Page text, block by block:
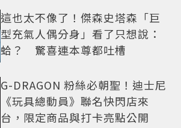
這也太不像了！傑森史塔森「巨
型充氣人偶分身」看了只想說：
蛤？ 驚喜連本尊都吐槽
G-DRAGON 粉絲必朝聖！迪士尼
《玩具總動員》聯名快閃店來
台，限定商品與打卡亮點公開